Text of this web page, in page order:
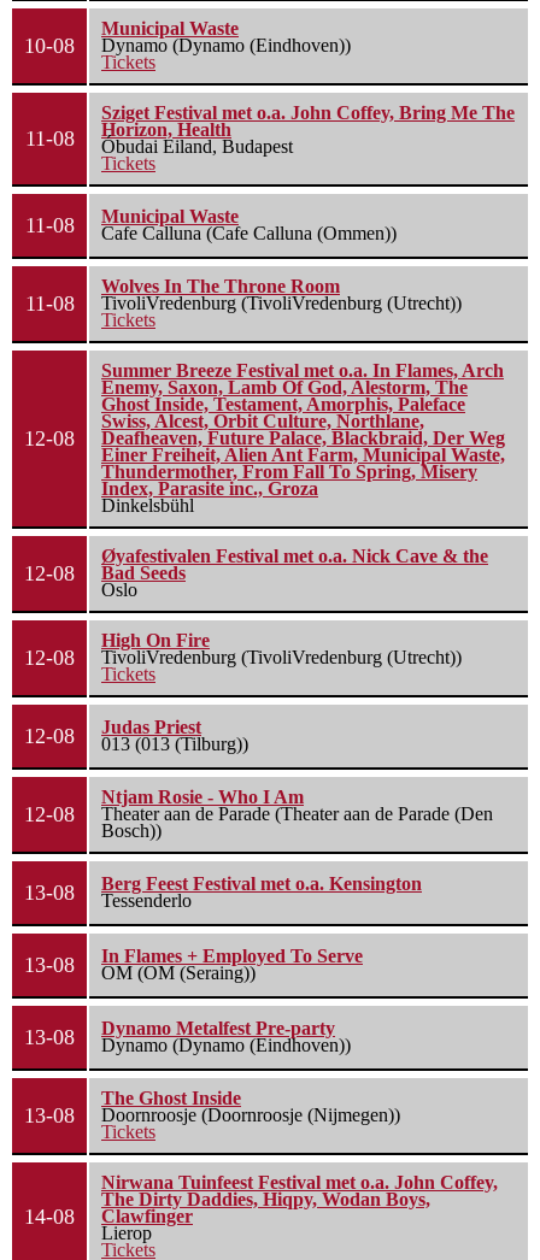
10-08
Municipal Waste
Dynamo (Dynamo (Eindhoven))
Tickets
11-08
Sziget Festival met o.a. John Coffey, Bring Me The
Horizon, Health
Óbudai Eiland, Budapest
Tickets
11-08
Municipal Waste
Cafe Calluna (Cafe Calluna (Ommen))
11-08
Wolves In The Throne Room
TivoliVredenburg (TivoliVredenburg (Utrecht))
Tickets
12-08
Summer Breeze Festival met o.a. In Flames, Arch
Enemy, Saxon, Lamb Of God, Alestorm, The
Ghost Inside, Testament, Amorphis, Paleface
Swiss, Alcest, Orbit Culture, Northlane,
Deafheaven, Future Palace, Blackbraid, Der Weg
Einer Freiheit, Alien Ant Farm, Municipal Waste,
Thundermother, From Fall To Spring, Misery
Index, Parasite inc., Groza
Dinkelsbühl
12-08
Øyafestivalen Festival met o.a. Nick Cave & the
Bad Seeds
Oslo
12-08
High On Fire
TivoliVredenburg (TivoliVredenburg (Utrecht))
Tickets
12-08
Judas Priest
013 (013 (Tilburg))
12-08
Ntjam Rosie - Who I Am
Theater aan de Parade (Theater aan de Parade (Den
Bosch))
13-08
Berg Feest Festival met o.a. Kensington
Tessenderlo
13-08
In Flames + Employed To Serve
OM (OM (Seraing))
13-08
Dynamo Metalfest Pre-party
Dynamo (Dynamo (Eindhoven))
13-08
The Ghost Inside
Doornroosje (Doornroosje (Nijmegen))
Tickets
14-08
Nirwana Tuinfeest Festival met o.a. John Coffey,
The Dirty Daddies, Hiqpy, Wodan Boys,
Clawfinger
Lierop
Tickets